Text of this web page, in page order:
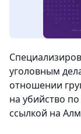
уголовным
отношении
на убийство
ссылкой на